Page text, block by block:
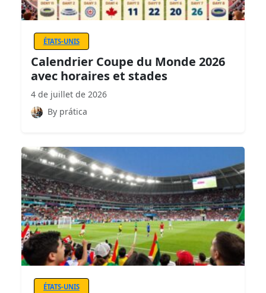
ÉTATS-UNIS
Calendrier Coupe du Monde 2026
avec horaires et stades
4 de juillet de 2026
By prática
ÉTATS-UNIS